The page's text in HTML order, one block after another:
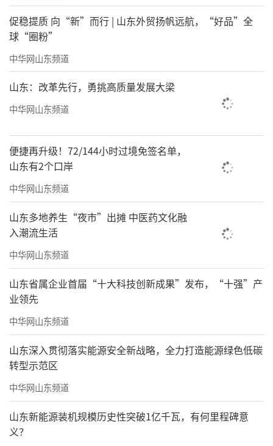
促稳提质 向“新”而行 | 山东外贸扬帆远航，“好品”全
球“圈粉”
中华网山东频道
山东：改革先行，勇挑高质量发展大梁
中华网山东频道
便捷再升级！72/144小时过境免签名单，
山东有2个口岸
中华网山东频道
山东多地养生“夜市”出摊 中医药文化融
入潮流生活
中华网山东频道
山东省属企业首届“十大科技创新成果”发布，“十强”产
业领先
中华网山东频道
山东深入贯彻落实能源安全新战略，全力打造能源绿色低碳
转型示范区
中华网山东频道
山东新能源装机规模历史性突破1亿千瓦，有何里程碑意
义？